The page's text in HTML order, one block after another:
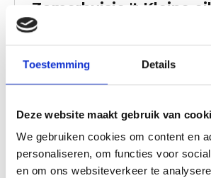
Toestemming Details
Deze website maakt gebruik van
We gebruiken cookies om content en
personaliseren, om functies voor
en om ons websiteverkeer te
Zomerhuisje 't Kleine
Geniet in dit heerlijke
Duizend eilanden rijk geniet je
ruimte.